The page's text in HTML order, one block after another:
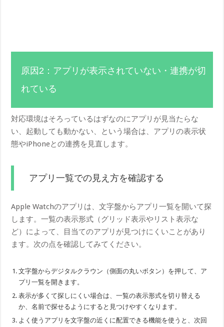
原因2：アプリが表示されていない・連携が切
れている
対応環境はそろっているはずなのにアプリが見当たらな
い、起動しても動かない、という場合は、アプリの表示状
態やiPhoneとの連携を見直します。
アプリ一覧での見え方を確認する
Apple Watchのアプリは、文字盤からアプリ一覧を開いて探
します。一覧の表示形式（グリッド表示やリスト表示な
ど）によって、目当てのアプリが見つけにくいことがあり
ます。次の点を確認してみてください。
文字盤からデジタルクラウン（側面の丸いボタン）を押して、ア
プリ一覧を開きます。
表示が多くて探しにくい場合は、一覧の表示形式を切り替える
か、名前で探せるようにすると見つけやすくなります。
よく使うアプリを文字盤の近くに配置できる機能を使うと、次回